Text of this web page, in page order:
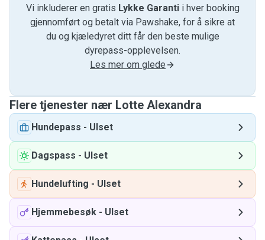
Vi inkluderer en gratis Lykke Garantii hver booking
gjennomført og betalt via Pawshake, for å sikre at
du og kjæledyret ditt får den beste mulige
dyrepass-opplevelsen.
Les mer om glede
Flere tjenester nær Lotte Alexandra
Hundepass - Ulset
Dagspass - Ulset
Hundelufting - Ulset
Hjemmebesøk - Ulset